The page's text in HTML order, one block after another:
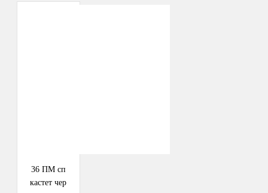
36 ПМ сп
кастет чер